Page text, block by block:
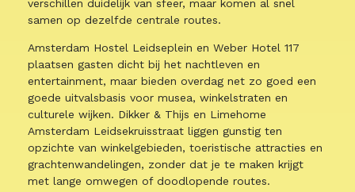
verschillen duidelijk van sfeer, maar komen al snel
samen op dezelfde centrale routes.
Amsterdam Hostel Leidseplein en Weber Hotel 117
plaatsen gasten dicht bij het nachtleven en
entertainment, maar bieden overdag net zo goed een
goede uitvalsbasis voor musea, winkelstraten en
culturele wijken. Dikker & Thijs en Limehome
Amsterdam Leidsekruisstraat liggen gunstig ten
opzichte van winkelgebieden, toeristische attracties en
grachtenwandelingen, zonder dat je te maken krijgt
met lange omwegen of doodlopende routes.